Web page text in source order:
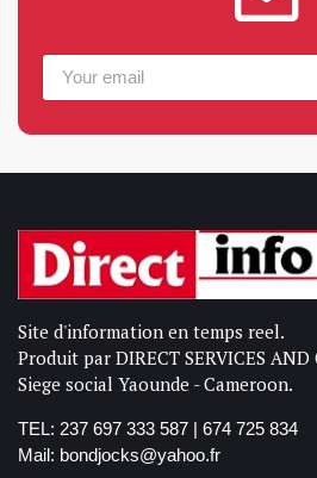
Site d'information en temps reel.
Produit par DIRECT SERVICES
Siege social Yaounde - Cameroon.
TEL: 237 697 333 587 | 674 725 834
Mail: bondjocks@yahoo.fr